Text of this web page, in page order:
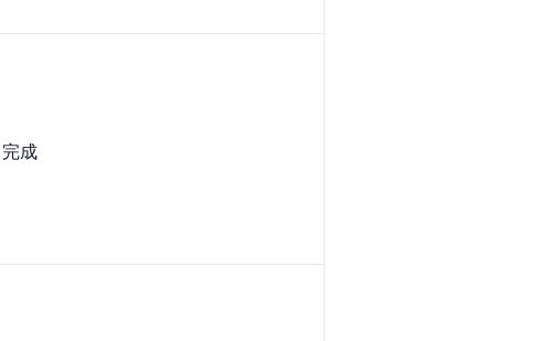
完成